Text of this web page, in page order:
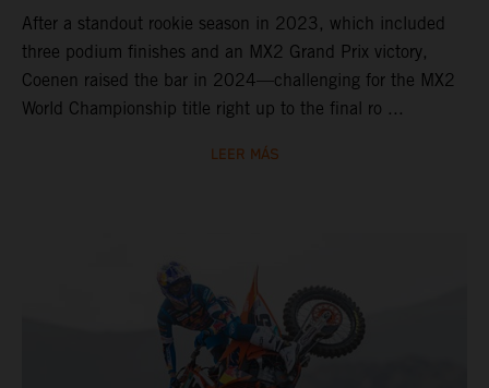
After a standout rookie season in 2023, which included
three podium finishes and an MX2 Grand Prix victory,
Coenen raised the bar in 2024—challenging for the MX2
World Championship title right up to the final ro ...
LEER MÁS